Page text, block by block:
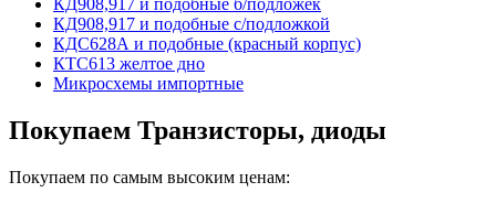
КД908,917 и подобные б/подложек
КД908,917 и подобные с/подложкой
КДС628А и подобные (красный корпус)
КТС613 желтое дно
Микросхемы импортные
Покупаем Транзисторы, диоды
Покупаем по самым высоким ценам: